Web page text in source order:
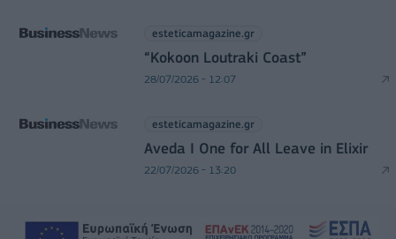
esteticamagazine.gr
“Kokoon Loutraki Coast”
28/07/2026 - 12:07
esteticamagazine.gr
Aveda I One for All Leave in Elixir
22/07/2026 - 13:20